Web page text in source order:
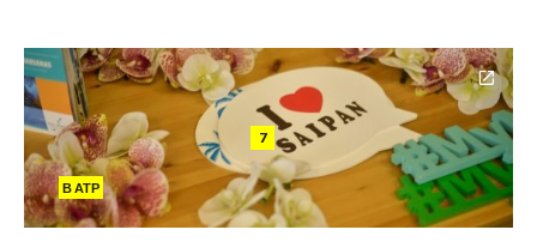
7
В АТР